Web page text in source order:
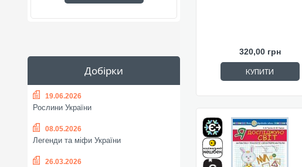
Добірки
19.06.2026
Рослини України
08.05.2026
Легенди та міфи України
26.03.2026
320,00 грн
КУПИТИ